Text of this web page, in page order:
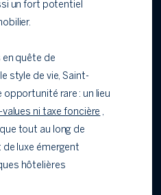
un fort potentiel
en quête de
style de vie, Saint-
rare : un lieu
ni taxe foncière ,
tout au long de
de luxe émergent
hôtelières